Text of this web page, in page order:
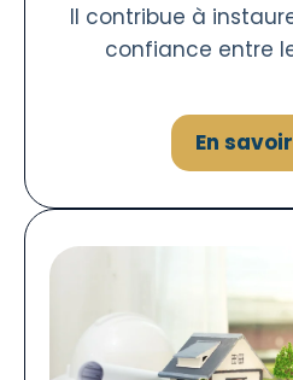
Il contribue à
confiance entre
En